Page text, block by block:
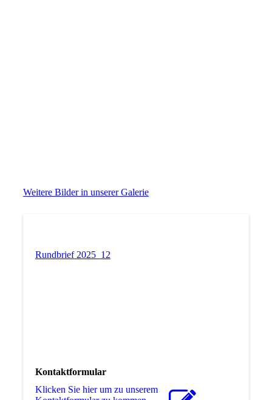
Weitere Bilder in unserer Galerie
Rundbrief 2025_12
Kontaktformular
Klicken Sie hier um zu unserem